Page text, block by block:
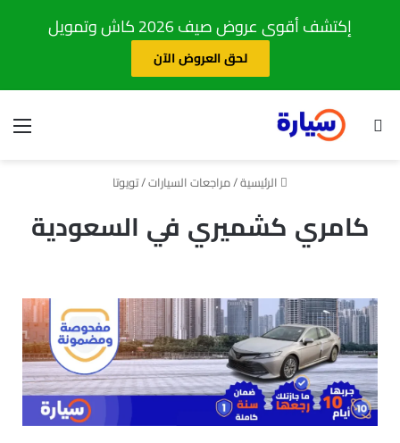
إكتشف أقوى عروض صيف 2026 كاش وتمويل
لحق العروض الآن
الرئيسية/مراجعات السيارات/تويوتا
كامري كشميري في السعودية